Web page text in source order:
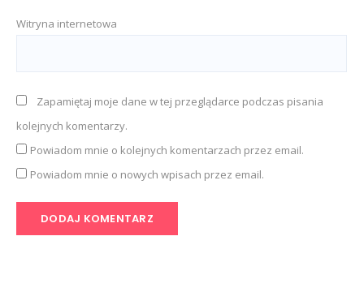
Witryna internetowa
Zapamiętaj moje dane w tej przeglądarce podczas pisania
kolejnych komentarzy.
Powiadom mnie o kolejnych komentarzach przez email.
Powiadom mnie o nowych wpisach przez email.